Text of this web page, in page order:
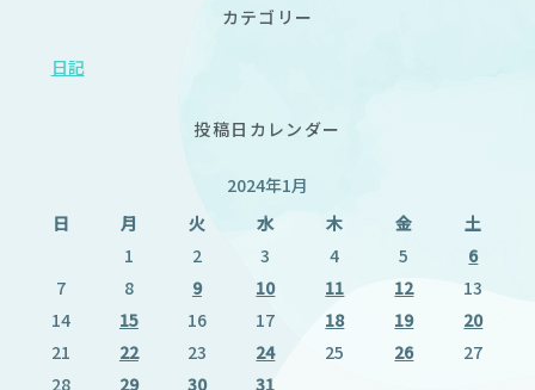
カテゴリー
日記
投稿日カレンダー
2024年1月
日
月 火 水 木 金
土
1
2 3 4 5
6
7
8 9 10 11 12
13
14
15 16 17 18 19
20
21
22 23 24 25 26
27
28
29 30 31